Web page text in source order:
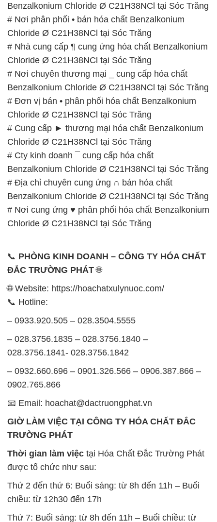
Benzalkonium Chloride Ø C21H38NCl tại Sóc Trăng
# Nơi phân phối • bán hóa chất Benzalkonium
Chloride Ø C21H38NCl tại Sóc Trăng
# Nhà cung cấp ¶ cung ứng hóa chất Benzalkonium
Chloride Ø C21H38NCl tại Sóc Trăng
# Nơi chuyên thương mại _ cung cấp hóa chất
Benzalkonium Chloride Ø C21H38NCl tại Sóc Trăng
# Đơn vị bán • phân phối hóa chất Benzalkonium
Chloride Ø C21H38NCl tại Sóc Trăng
# Cung cấp ► thương mại hóa chất Benzalkonium
Chloride Ø C21H38NCl tại Sóc Trăng
# Cty kinh doanh ¯ cung cấp hóa chất
Benzalkonium Chloride Ø C21H38NCl tại Sóc Trăng
# Địa chỉ chuyên cung ứng ∩ bán hóa chất
Benzalkonium Chloride Ø C21H38NCl tại Sóc Trăng
# Nơi cung ứng ♥ phân phối hóa chất Benzalkonium
Chloride Ø C21H38NCl tại Sóc Trăng
📞 PHÒNG KINH DOANH – CÔNG TY HÓA CHẤT
ĐẮC TRƯỜNG PHÁT🌐
🌐 Website: https://hoachatxulynuoc.com/
📞 Hotline:
– 0933.920.505 – 028.3504.5555
– 028.3756.1835 – 028.3756.1840 –
028.3756.1841- 028.3756.1842
– 0932.660.696 – 0901.326.566 – 0906.387.866 –
0902.765.866
📧 Email: hoachat@dactruongphat.vn
GIỜ LÀM VIỆC TẠI CÔNG TY HÓA CHẤT ĐẮC
TRƯỜNG PHÁT
Thời gian làm việc tại Hóa Chất Đắc Trường Phát
được tổ chức như sau:
Thứ 2 đến thứ 6: Buổi sáng: từ 8h đến 11h – Buổi
chiều: từ 12h30 đến 17h
Thứ 7: Buổi sáng: từ 8h đến 11h – Buổi chiều: từ